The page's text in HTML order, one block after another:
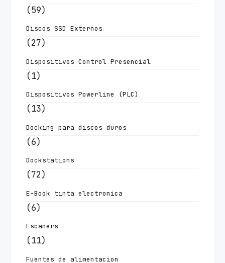
(59)
Discos SSD Externos
(27)
Dispositivos Control Presencial
(1)
Dispositivos Powerline (PLC)
(13)
Docking para discos duros
(6)
Dockstations
(72)
E-Book tinta electronica
(6)
Escaners
(11)
Fuentes de alimentacion